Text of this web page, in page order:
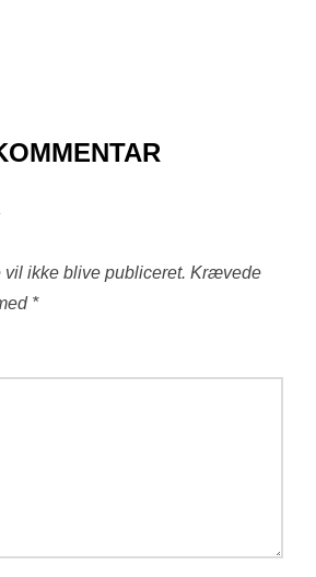
ikke blive publiceret. Krævede
*